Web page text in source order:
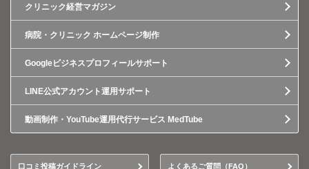
クリニック経営マガジン
病院・クリニック ホームページ制作
Googleビジネスプロフィールサポート
LINE公式アカウント運用サポート
動画制作・YouTube運用代行サービス MedTube
口コミ投稿ガイドライン よくあるご質問（FAQ）